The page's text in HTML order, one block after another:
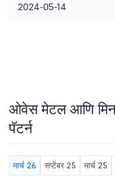
2024-05-14
ओवेस मेटल आणि
पॅटर्न
मार्च 26 सप्टेंबर 25 मार्च 25